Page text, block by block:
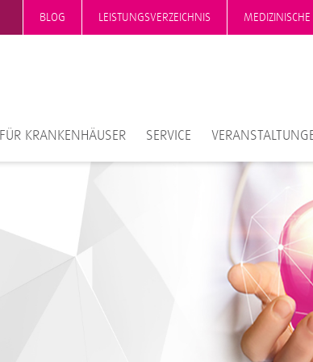
BLOG LEISTUNGSVERZEICHNIS
FÜR KRANKENHÄUSER SERVICE